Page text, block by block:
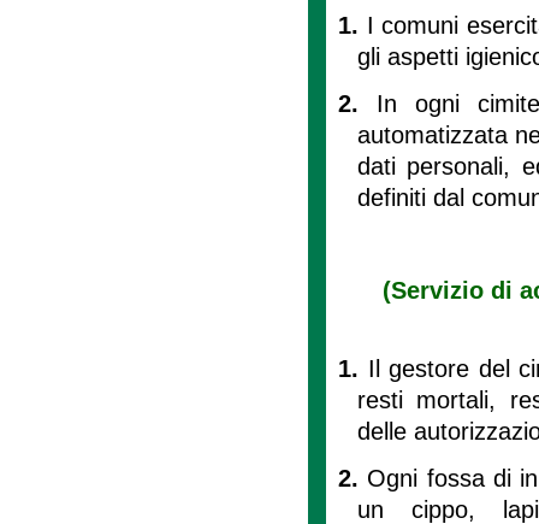
1. I comuni
gli aspetti
2. In ogni
automatizzata
dati personali,
definiti dal
(Servizio di
1. Il gestore del
resti mortali,
delle
2. Ogni fossa di
un cippo,